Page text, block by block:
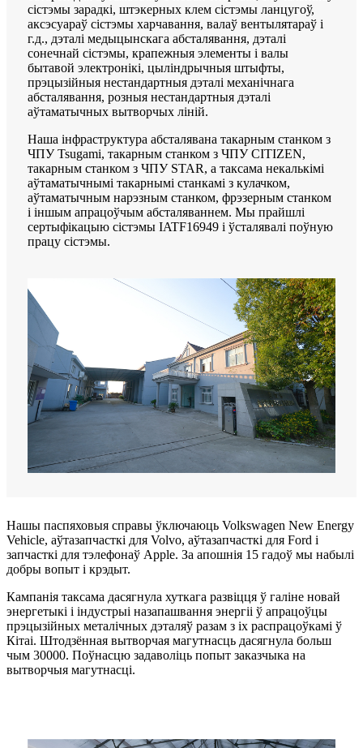
сістэмы зарадкі, штэкерных клем сістэмы ланцугоў,
аксэсуараў сістэмы харчавання, валаў вентылятараў і
г.д., дэталі медыцынскага абсталявання, дэталі
сонечнай сістэмы, крапежныя элементы і валы
бытавой электронікі, цыліндрычныя штыфты,
прэцызійныя нестандартныя дэталі механічнага
абсталявання, розныя нестандартныя дэталі
аўтаматычных вытворчых ліній.
Наша інфраструктура абсталявана такарным станком з
ЧПУ Tsugami, такарным станком з ЧПУ CITIZEN,
такарным станком з ЧПУ STAR, а таксама некалькімі
аўтаматычнымі такарнымі станкамі з кулачком,
аўтаматычным нарэзным станком, фрэзерным станком
і іншым апрацоўчым абсталяваннем. Мы прайшлі
сертыфікацыю сістэмы IATF16949 і ўсталявалі поўную
працу сістэмы.
Нашы паспяховыя справы ўключаюць Volkswagen New Energy
Vehicle, аўтазапчасткі для Volvo, аўтазапчасткі для Ford і
запчасткі для тэлефонаў Apple. За апошнія 15 гадоў мы набылі
добры вопыт і крэдыт.
Кампанія таксама дасягнула хуткага развіцця ў галіне новай
энергетыкі і індустрыі назапашвання энергіі ў апрацоўцы
прэцызійных металічных дэталяў разам з іх распрацоўкамі ў
Кітаі. Штодзённая вытворчая магутнасць дасягнула больш
чым 30000. Поўнасцю задаволіць попыт заказчыка на
вытворчыя магутнасці.